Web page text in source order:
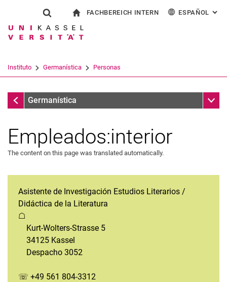
Jump directly to: content
Jump directly to: search
Jump directly to: main
Show search form
Search term
Search (opens an external link in a
FACHBEREICH INTERN ESPAÑOL :
Instituto Germanística Personas
InstitutoGermanística Sub
Empleados:interior
The content on this page was translated automatically.
Asistente de Investigación Estudios Literarios /
Didáctica de la Literatura
☖
Kurt-Wolters-Strasse 5
34125 Kassel
Despacho 3052
☏ +49 561 804-3312